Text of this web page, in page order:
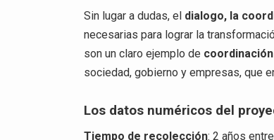
Sin lugar a dudas, el dialogo, la
necesarias para lograr la
son un claro ejemplo de
sociedad, gobierno y empresas, que
Los datos numéricos del
Tiempo de recolección: 2 años